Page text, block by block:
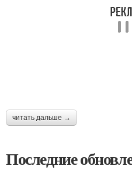
читать дальше →
Последние